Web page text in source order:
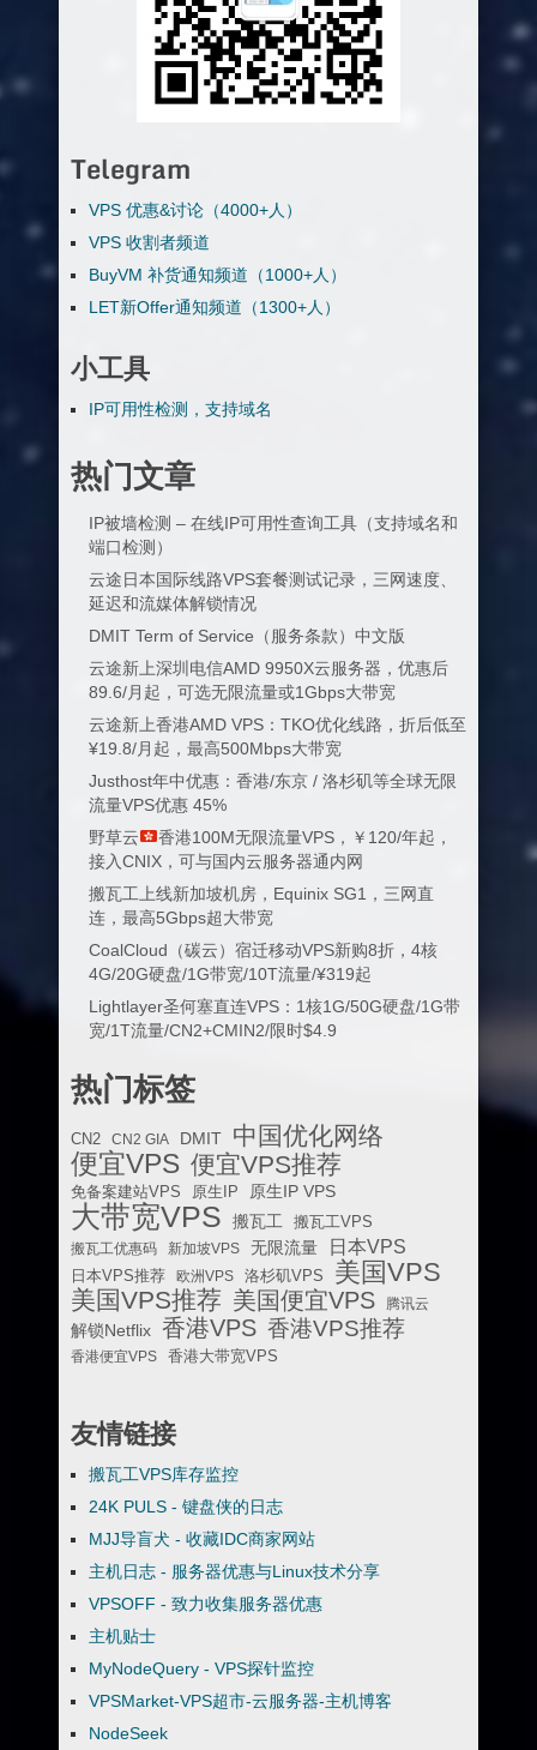
Telegram
VPS 优惠&讨论（4000+人）
VPS 收割者频道
BuyVM 补货通知频道（1000+人）
LET新Offer通知频道（1300+人）
小工具
IP可用性检测，支持域名
热门文章
IP被墙检测 – 在线IP可用性查询工具（支持域名和
端口检测）
云途日本国际线路VPS套餐测试记录，三网速度、
延迟和流媒体解锁情况
DMIT Term of Service（服务条款）中文版
云途新上深圳电信AMD 9950X云服务器，优惠后
89.6/月起，可选无限流量或1Gbps大带宽
云途新上香港AMD VPS：TKO优化线路，折后低至
¥19.8/月起，最高500Mbps大带宽
Justhost年中优惠：香港/东京 / 洛杉矶等全球无限
流量VPS优惠 45%
野草云
香港100M无限流量VPS，￥120/年起，
接入CNIX，可与国内云服务器通内网
搬瓦工上线新加坡机房，Equinix SG1，三网直
连，最高5Gbps超大带宽
CoalCloud（碳云）宿迁移动VPS新购8折，4核
4G/20G硬盘/1G带宽/10T流量/¥319起
Lightlayer圣何塞直连VPS：1核1G/50G硬盘/1G带
宽/1T流量/CN2+CMIN2/限时$4.9
热门标签
CN2 CN2 GIA DMIT 中国优化网络
便宜VPS 便宜VPS推荐
免备案建站VPS 原生IP 原生IP VPS
大带宽VPS 搬瓦工
搬瓦工VPS
搬瓦工优惠码
新加坡VPS 无限流量 日本VPS
日本VPS推荐 欧洲VPS 洛杉矶VPS 美国VPS
美国VPS推荐 美国便宜VPS 腾讯云
解锁Netflix 香港VPS 香港VPS推荐
香港便宜VPS 香港大带宽VPS
友情链接
搬瓦工VPS库存监控
24K PULS - 键盘侠的日志
MJJ导盲犬 - 收藏IDC商家网站
主机日志 - 服务器优惠与Linux技术分享
VPSOFF - 致力收集服务器优惠
主机贴士
MyNodeQuery - VPS探针监控
VPSMarket-VPS超市-云服务器-主机博客
NodeSeek